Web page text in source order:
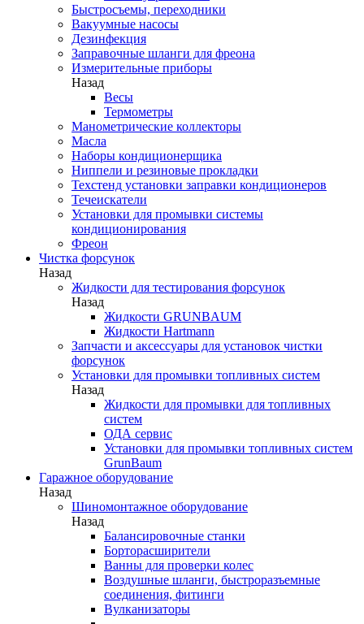
Быстросъемы, переходники
Вакуумные насосы
Дезинфекция
Заправочные шланги для фреона
Измерительные приборы
Назад
Весы
Термометры
Манометрические коллекторы
Масла
Наборы кондиционерщика
Ниппели и резиновые прокладки
Техстенд установки заправки кондиционеров
Течеискатели
Установки для промывки системы
кондиционирования
Фреон
Чистка форсунок
Назад
Жидкости для тестирования форсунок
Назад
Жидкости GRUNBAUM
Жидкости Hartmann
Запчасти и аксессуары для установок чистки
форсунок
Установки для промывки топливных систем
Назад
Жидкости для промывки для топливных
систем
ОДА сервис
Установки для промывки топливных систем
GrunBaum
Гаражное оборудование
Назад
Шиномонтажное оборудование
Назад
Балансировочные станки
Борторасширители
Ванны для проверки колес
Воздушные шланги, быстроразъемные
соединения, фитинги
Вулканизаторы